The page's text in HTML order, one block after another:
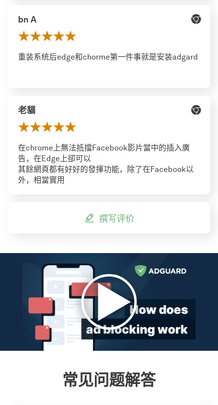
bn A
重装系统后edge和chorme第一件事就是安装adgard
老貓
在chrome上無法抵擋Facebook影片當中的插入廣
告，在Edge上卻可以
其餘網頁都有好好的發揮功能，除了在Facebook以
外，相當實用
撰写评价
常见问题解答